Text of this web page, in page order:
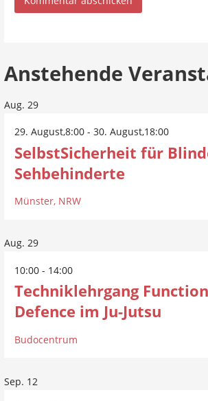
Anstehende
Aug.29
29. August,8:00- 30. August,18:00
SelbstSicherheit für
Sehbehinderte
Münster, NRW
Aug.29
10:00- 14:00
Techniklehrgang
Defence im Ju-Jutsu
Budocentrum
Sep. 12